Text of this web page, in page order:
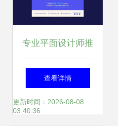
专业平面设计师推
广的清洁服务传单
设计模板
查看详情
更新时间：2026-08-08
03:40:36